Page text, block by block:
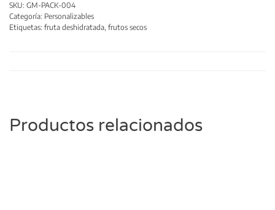
SKU: GM-PACK-004
Categoría: Personalizables
Etiquetas: fruta deshidratada, frutos secos
Productos relacionados